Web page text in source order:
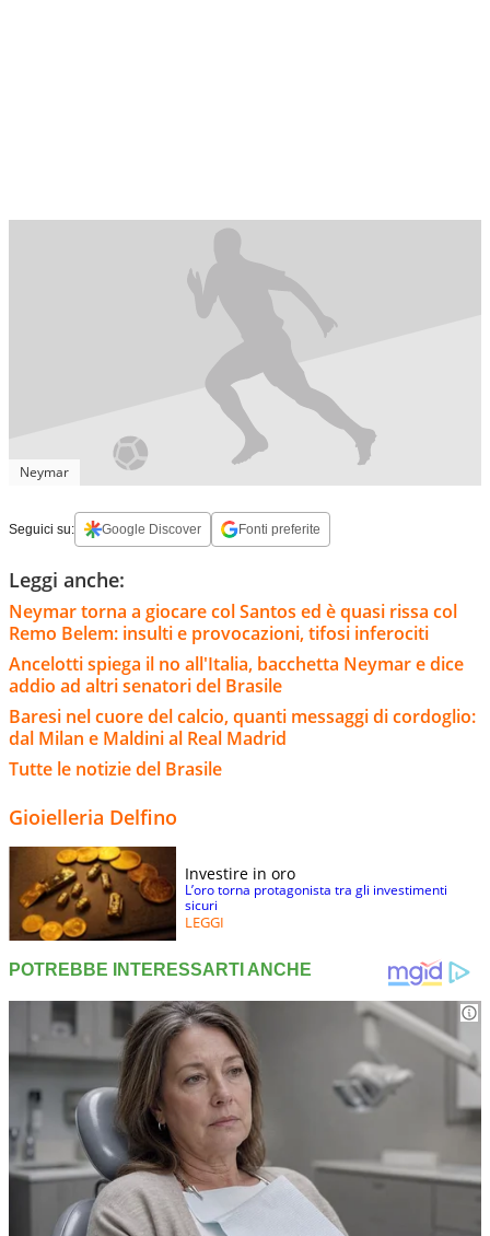
Neymar
Seguici su: Google Discover Fonti preferite
Leggi anche:
Neymar torna a giocare col Santos ed è quasi rissa col
Remo Belem: insulti e provocazioni, tifosi inferociti
Ancelotti spiega il no all'Italia, bacchetta Neymar e dice
addio ad altri senatori del Brasile
Baresi nel cuore del calcio, quanti messaggi di cordoglio:
dal Milan e Maldini al Real Madrid
Tutte le notizie del Brasile
Gioielleria Delfino
Investire in oro
L’oro torna protagonista tra gli investimenti
sicuri
LEGGI